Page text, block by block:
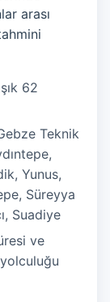
arası
62
Teknik
Yunus,
Süreyya
Suadiye
ve